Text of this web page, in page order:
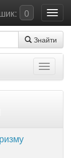
0
Знайти